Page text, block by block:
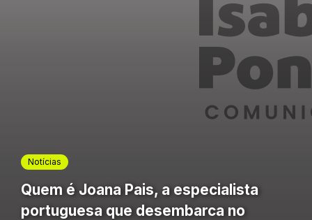
Notícias
Quem é Joana Pais, a especialista
portuguesa que desembarca no